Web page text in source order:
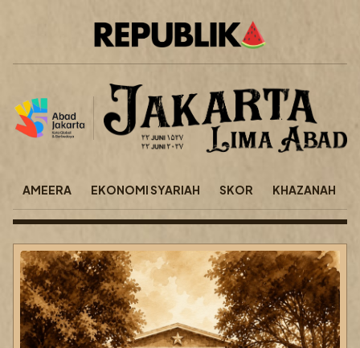
AMEERA EKONOMI SYARIAH SKOR KHAZANAH